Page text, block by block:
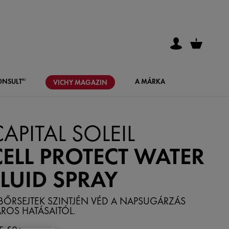
AI VICHYMAGAZIN A MÁRKA
SOLEIL
PROTECT WATER
SPRAY
SZINTJÉN VÉD A NAPSUGÁRZÁS
HATÁSAITÓL.